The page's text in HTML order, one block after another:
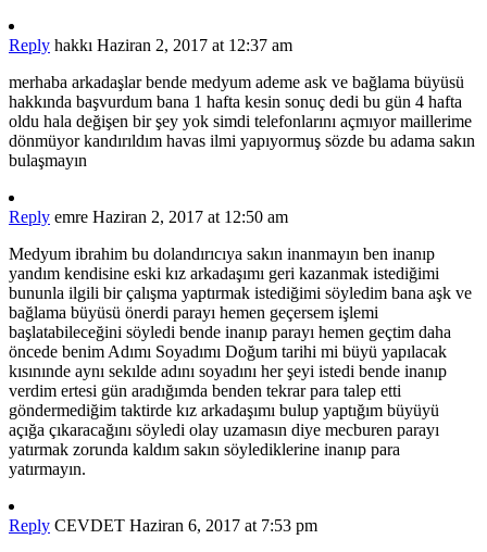
Reply hakkı Haziran 2, 2017 at 12:37 am
merhaba arkadaşlar bende medyum ademe ask ve bağlama büyüsü
hakkında başvurdum bana 1 hafta kesin sonuç dedi bu gün 4 hafta
oldu hala değişen bir şey yok simdi telefonlarını açmıyor maillerime
dönmüyor kandırıldım havas ilmi yapıyormuş sözde bu adama sakın
bulaşmayın
Reply emre Haziran 2, 2017 at 12:50 am
Medyum ibrahim bu dolandırıcıya sakın inanmayın ben inanıp
yandım kendisine eski kız arkadaşımı geri kazanmak istediğimi
bununla ilgili bir çalışma yaptırmak istediğimi söyledim bana aşk ve
bağlama büyüsü önerdi parayı hemen geçersem işlemi
başlatabileceğini söyledi bende inanıp parayı hemen geçtim daha
öncede benim Adımı Soyadımı Doğum tarihi mi büyü yapılacak
kısınınde aynı sekılde adını soyadını her şeyi istedi bende inanıp
verdim ertesi gün aradığımda benden tekrar para talep etti
göndermediğim taktirde kız arkadaşımı bulup yaptığım büyüyü
açığa çıkaracağını söyledi olay uzamasın diye mecburen parayı
yatırmak zorunda kaldım sakın söylediklerine inanıp para
yatırmayın.
Reply CEVDET Haziran 6, 2017 at 7:53 pm